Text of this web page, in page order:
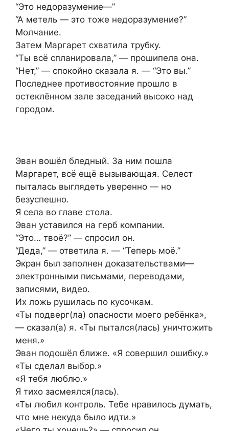
“Это недоразумение—”
“А метель — это тоже недоразумение?”
Молчание.
Затем Маргарет схватила трубку.
“Ты всё спланировала,” — прошипела она.
“Нет,” — спокойно сказала я. — “Это вы.”
Последнее противостояние прошло в
остеклённом зале заседаний высоко над
городом.
Эван вошёл бледный. За ним пошла
Маргарет, всё ещё вызывающая. Селест
пыталась выглядеть уверенно — но
безуспешно.
Я села во главе стола.
Эван уставился на герб компании.
“Это… твоё?” — спросил он.
“Деда,” — ответила я. — “Теперь моё.”
Экран был заполнен доказательствами—
электронными письмами, переводами,
записями, видео.
Их ложь рушилась по кусочкам.
«Ты подверг(ла) опасности моего ребёнка»,
— сказал(а) я. «Ты пытался(лась) уничтожить
меня.»
Эван подошёл ближе. «Я совершил ошибку.»
«Ты сделал выбор.»
«Я тебя люблю.»
Я тихо засмеялся(лась).
«Ты любил контроль. Тебе нравилось думать,
что мне некуда было идти.»